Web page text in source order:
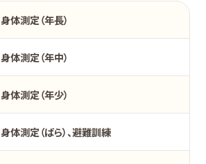
身体測定（年長）
身体測定（年中）
身体測定（年少）
身体測定（ばら）、避難訓練